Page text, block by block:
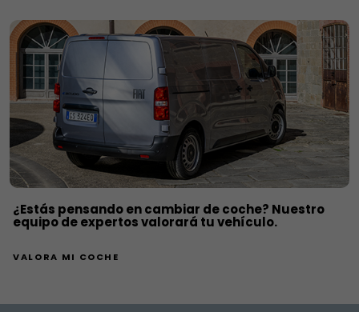
¿Estás pensando en cambiar de coche? Nuestro
equipo de expertos valorará tu vehículo.
VALORA MI COCHE